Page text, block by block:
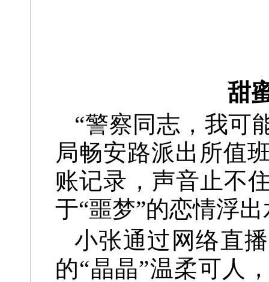
甜
“警察同志，我可
局畅安路派出所值
账记录，声音止不
于“噩梦”的恋情浮
小张通过网络直
的“晶晶”温柔可人